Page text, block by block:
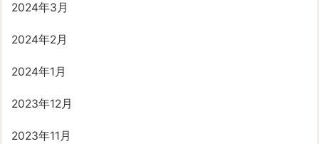
2024年3月
2024年2月
2024年1月
2023年12月
2023年11月